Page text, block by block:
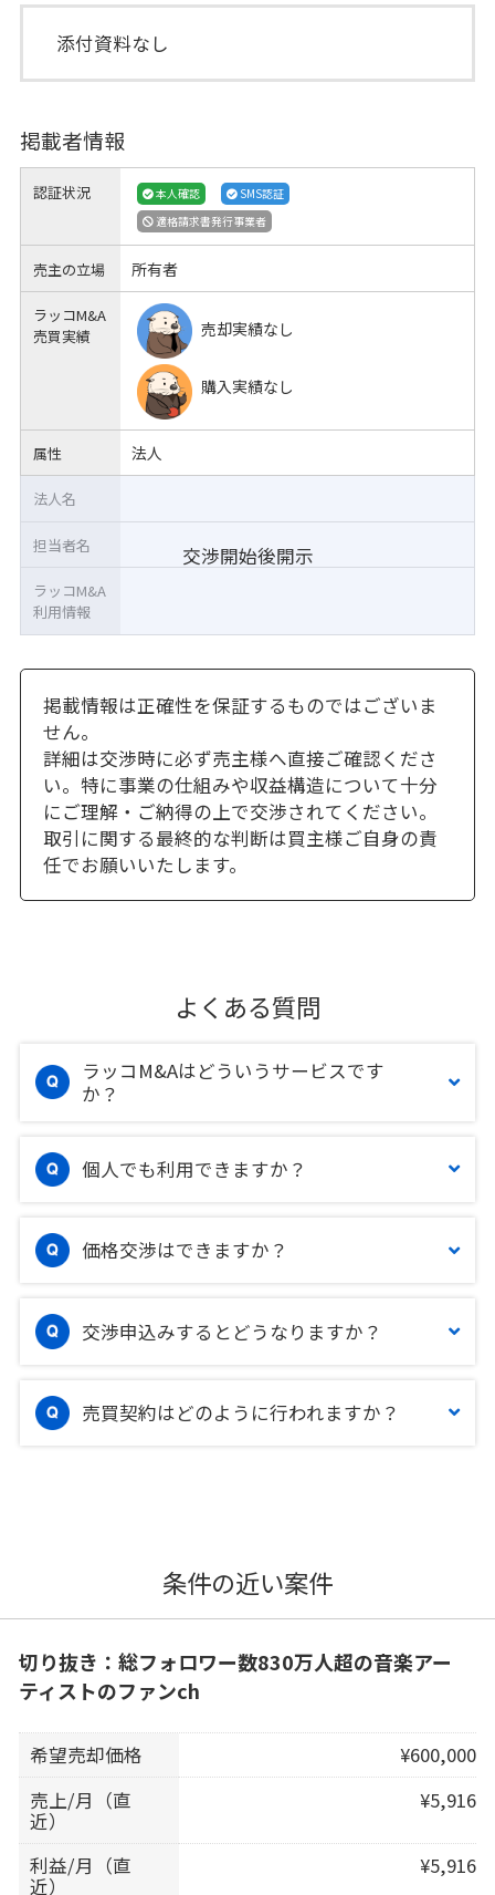
添付資料なし
掲載者情報
認証状況 本人確認
SMS認証
適格請求書発行事業者
売主の立場 所有者
ラッコM&A
売買実績
売却実績なし
購入実績なし
属性 法人
交渉開始後開示
法人名
担当者名
ラッコM&A
利用情報
掲載情報は正確性を保証するものではございま
せん。
詳細は交渉時に必ず売主様へ直接ご確認くださ
い。特に事業の仕組みや収益構造について十分
にご理解・ご納得の上で交渉されてください。
取引に関する最終的な判断は買主様ご自身の責
任でお願いいたします。
よくある質問
ラッコM&Aはどういうサービスです
か？
個人でも利用できますか？
価格交渉はできますか？
交渉申込みするとどうなりますか？
売買契約はどのように行われますか？
条件の近い案件
切り抜き：総フォロワー数830万人超の音楽アー
ティストのファンch
希望売却価格
¥600,000
売上/月（直
近）
¥5,916
利益/月（直
近）
¥5,916